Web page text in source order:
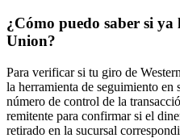
¿Cómo puedo saber si
Union?
Para verificar si tu giro de
la herramienta de seguimiento
número de control de la
remitente para confirmar si el
retirado en la sucursal